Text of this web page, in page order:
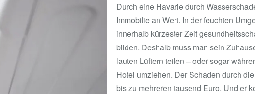
Durch eine Havarie durch
Immobilie an Wert. In der feuchten
innerhalb kürzester Zeit
bilden. Deshalb muss man sein
lauten Lüftern teilen – oder sogar
Hotel umziehen. Der Schaden durch
bis zu mehreren tausend Euro. Und er